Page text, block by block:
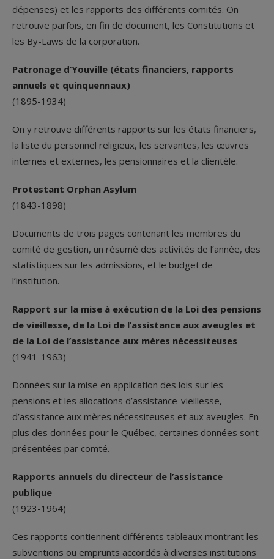
dépenses) et les rapports des différents comités. On
retrouve parfois, en fin de document, les Constitutions et
les By-Laws de la corporation.
Patronage d’Youville (états financiers, rapports
annuels et quinquennaux)
(1895-1934)
On y retrouve différents rapports sur les états financiers,
la liste du personnel religieux, les servantes, les œuvres
internes et externes, les pensionnaires et la clientèle.
Protestant Orphan Asylum
(1843-1898)
Documents de trois pages contenant les membres du
comité de gestion, un résumé des activités de l’année, des
statistiques sur les admissions, et le budget de
l’institution.
Rapport sur la mise à exécution de la Loi des pensions
de vieillesse, de la Loi de l’assistance aux aveugles et
de la Loi de l’assistance aux mères nécessiteuses
(1941-1963)
Données sur la mise en application des lois sur les
pensions et les allocations d’assistance-vieillesse,
d’assistance aux mères nécessiteuses et aux aveugles. En
plus des données pour le Québec, certaines données sont
présentées par comté.
Rapports annuels du directeur de l’assistance
publique
(1923-1964)
Ces rapports contiennent différents tableaux montrant les
subventions ou emprunts accordés à diverses institutions